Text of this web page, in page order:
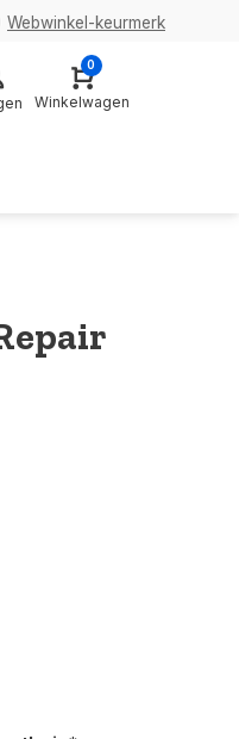
Webwinkel-keurmerk
0
Winkelwagen